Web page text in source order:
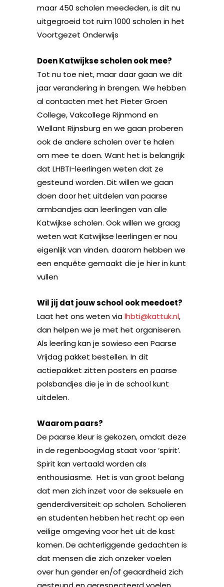
maar 450 scholen meededen, is dit nu
uitgegroeid tot ruim 1000 scholen in het
Voortgezet Onderwijs
Doen Katwijkse scholen ook mee?
Tot nu toe niet, maar daar gaan we dit
jaar verandering in brengen. We hebben
al contacten met het Pieter Groen
College, Vakcollege Rijnmond en
Wellant Rijnsburg en we gaan proberen
ook de andere scholen over te halen
om mee te doen. Want het is belangrijk
dat LHBTI-leerlingen weten dat ze
gesteund worden. Dit willen we gaan
doen door het uitdelen van paarse
armbandjes aan leerlingen van alle
Katwijkse scholen. Ook willen we graag
weten wat Katwijkse leerlingen er nou
eigenlijk van vinden. daarom hebben we
een enquête gemaakt die je hier in kunt
vullen
Wil jij dat jouw school ook meedoet?
Laat het ons weten vialhbti@kattuk.nl,
dan helpen we je met het organiseren.
Als leerling kan je sowieso een Paarse
Vrijdag pakket bestellen. In dit
actiepakket zitten posters en paarse
polsbandjes die je in de school kunt
uitdelen.
Waarom paars?
De paarse kleur is gekozen, omdat deze
in de regenboogvlag staat voor ‘spirit’.
Spirit kan vertaald worden als
enthousiasme. Het is van groot belang
dat men zich inzet voor de seksuele en
genderdiversiteit op scholen. Scholieren
en studenten hebben het recht op een
veilige omgeving voor het uit de kast
komen. De achterliggende gedachten is
dat mensen die zich onzeker voelen
over hun gender en/of geaardheid zich